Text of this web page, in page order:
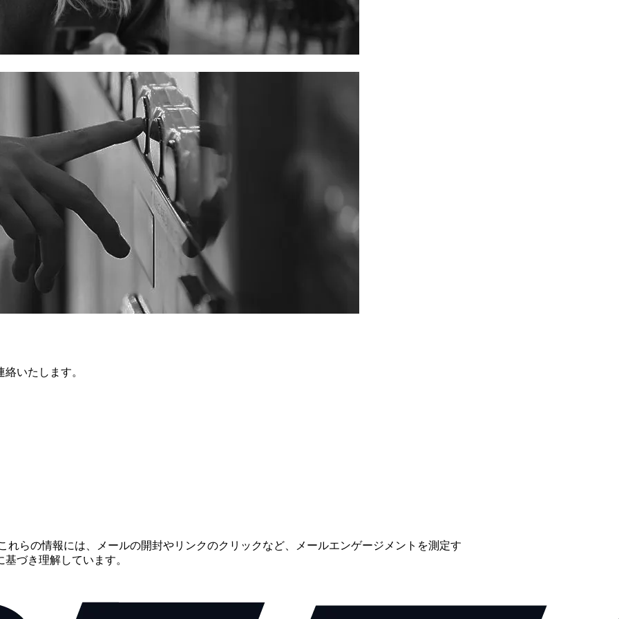
いたします。
らの情報には、メールの開封やリンクのクリックなど、メールエンゲージメントを測定す
基づき理解しています。